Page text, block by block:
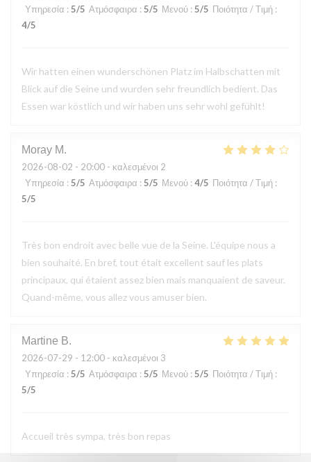
Υπηρεσία : 5/5 Ατμόσφαιρα : 5/5 Μενού : 5/5 Ποιότητα / Τιμή :
4/5
Wir hatten einen wunderschönen Platz im Halbschatten mit
Blick auf die Seine und wurden sehr freundlich bedient. Das
Essen war köstlich und wir haben uns sehr wohl gefühlt!
Moray M
2026-08-02 - 20:00 - καλεσμένοι 2
Υπηρεσία : 5/5 Ατμόσφαιρα : 5/5 Μενού : 4/5 Ποιότητα / Τιμή :
5/5
Très bon endroit avec belle vue de la Seine. L'équipe nous a
bien souhaité. En bref, tout était excellent sauf les plats
principaux, qui étaient assez bien mais manquaient de saveur.
Quand-même, vous allez vous amuser bien.
Martine B
2026-07-29 - 12:00 - καλεσμένοι 3
Υπηρεσία : 5/5 Ατμόσφαιρα : 5/5 Μενού : 5/5 Ποιότητα / Τιμή :
5/5
Accueil très sympa, très bon repas